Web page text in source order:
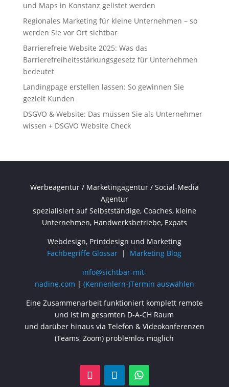
und Maps in Konstanz gelistet werden
Regionales Marketing für kleine Unternehmen – so
werden Sie vor Ort sichtbar
Barrierefreie Website 2025: Was das
Barrierefreiheitsstärkungsgesetz für Unternehmen
bedeutet
Landingpage erstellen lassen: So gewinnen Sie
gezielt Kunden
DSGVO & Website: Das müssen Sie als Unternehmer
wissen + DSGVO Website Check
Werbeagentur / Marketingagentur / Social-Media
Agentur
spezialisiert auf Selbstständige, Coaches, kleine
Unternehmen, Handwerksbetriebe, Expats
Webdesign, Printdesign und Marketing
Fachbegriffe Glossar | Marketing Blog
info@sichtbar-mit-
nadine.com | (Kennenlern-)Termin auswählen
Eine Zusammenarbeit funktioniert komplett remote
und ist im gesamten D-A-CH Raum
und darüber hinaus via Telefon & Videokonferenzen
(Teams, Zoom) problemlos möglich